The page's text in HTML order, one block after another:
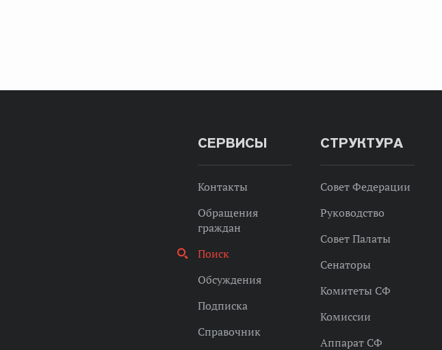
СЕРВИСЫ
Контакты
Обращения
граждан
Поиск
Обсуждения
Подписка
Справочник
СТРУКТУРА
Совет Федерации
Руководство
Совет Палаты
Сенаторы
Комитеты СФ
Комиссии
Аппарат СФ